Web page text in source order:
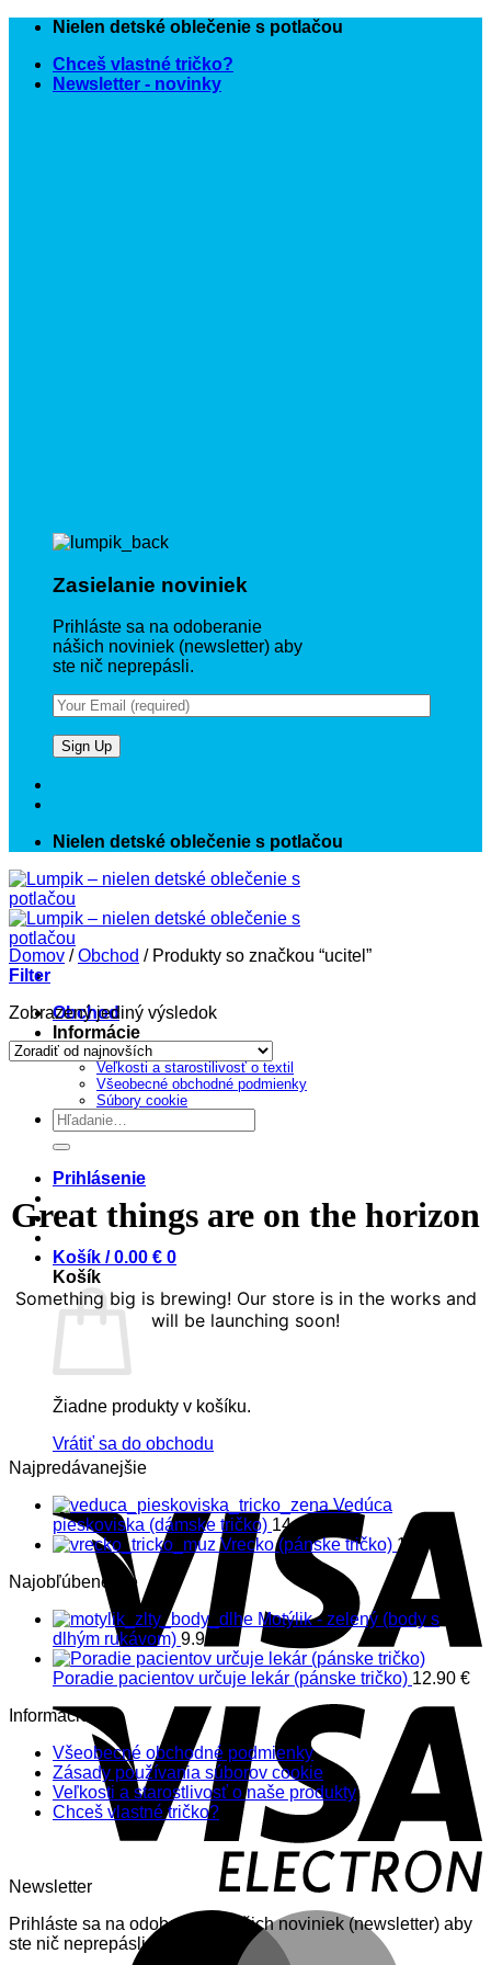
Skip
content
Nielen detské oblečenie s potlačou
Chceš vlastné tričko?
Newsletter - novinky
Zasielanie noviniek
Prihláste sa na odoberanie
nášich noviniek (newsletter) aby
ste nič neprepásli.
Nielen detské oblečenie s potlačou
Obchod
Informácie
Chceš vlastné tričko?
Veľkosti a starostilivosť o textil
Všeobecné obchodné podmienky
Súbory cookie
Hľadať:
Prihlásenie
Košík /0.00 € 0
Košík
Žiadne produkty v košíku.
Vrátiť sa do obchodu
Domov / Obchod /Produkty so značkou “ucitel”
Filter
Zobrazený jediný výsledok
obsah
Great things are on the horizon
Something big is brewing! Our store is in the works and
will be launching soon!
Najpredávanejšie
Vedúca
pieskoviska (dámske tričko) 14.90
Vrecko (pánske tričko) 14.90
Najobľúbenejšie
Motýlik - zelený (body s
dlhým rukávom) 9.90
Poradie pacientov určuje lekár (pánske tričko) 12.90 €
Informácie
Všeobecné obchodné podmienky
Zásady používania súborov cookie
Veľkosti a starostlivosť o naše produkty
Chceš vlastné tričko?
Newsletter
Prihláste sa na odoberanie nášich noviniek (newsletter) aby
ste nič neprepásli.